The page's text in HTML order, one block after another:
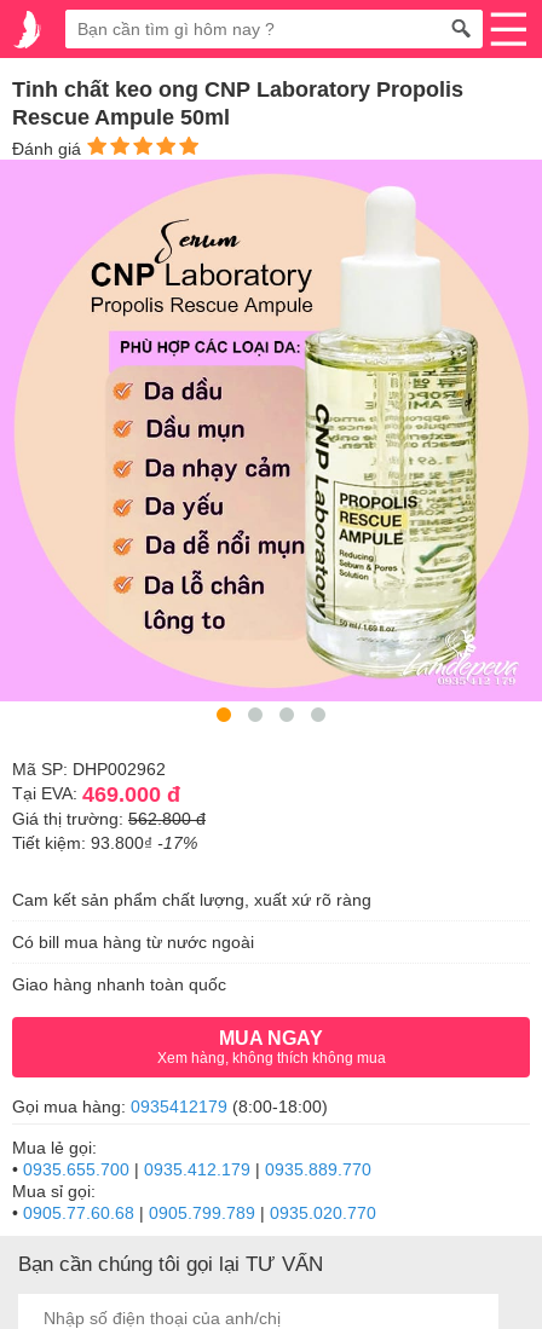
Tinh chất keo ong CNP Laboratory Propolis
Rescue Ampule 50ml
Đánh giá
Mã SP: DHP002962
Tại EVA: 469.000 đ
Giá thị trường: 562.800 đ
Tiết kiệm: 93.800₫ -17%
Cam kết sản phẩm chất lượng, xuất xứ rõ ràng
Có bill mua hàng từ nước ngoài
Giao hàng nhanh toàn quốc
MUA NGAY
Xem hàng, không thích không mua
Gọi mua hàng: 0935412179 (8:00-18:00)
Mua lẻ gọi:
• 0935.655.700 | 0935.412.179 | 0935.889.770
Mua sỉ gọi:
• 0905.77.60.68 | 0905.799.789 | 0935.020.770
Bạn cần chúng tôi gọi lại TƯ VẤN